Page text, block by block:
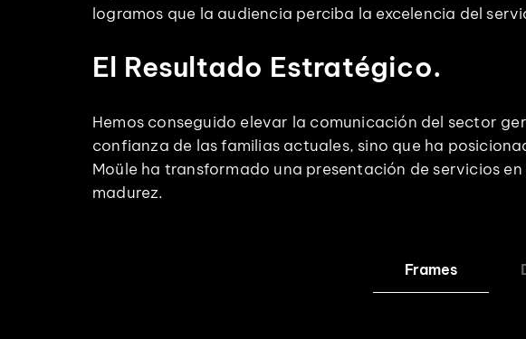
logramos que la audiencia perciba la excelencia del
El Resultado Estratégico.
Hemos conseguido elevar la comunicación del sector
confianza de las familias actuales, sino que ha
Moüle ha transformado una presentación de servicios
madurez.
Frames